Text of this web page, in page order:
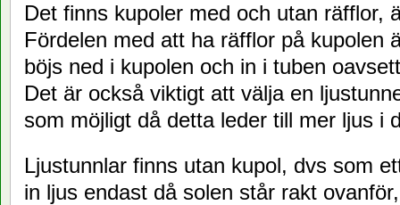
Det finns kupoler med och utan räfflor,
Fördelen med att ha räfflor på kupolen
böjs ned i kupolen och in i tuben
Det är också viktigt att välja en
som möjligt då detta leder till mer ljus i
Ljustunnlar finns utan kupol, dvs som
in ljus endast då solen står rakt